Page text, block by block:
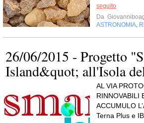
seguito
Da
ASTRONOMIA
26/06/2015 - Progetto
Island&quot; all'Isola
AL VIA
RINNOVABILI
ACCUMULO
Terna Plus e